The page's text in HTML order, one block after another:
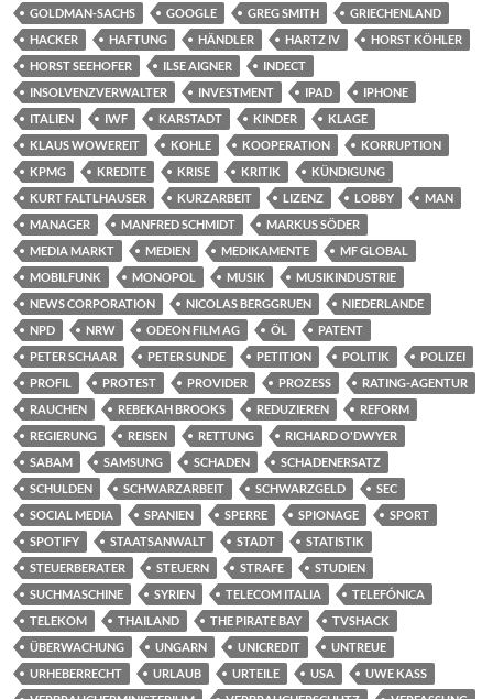
GOLDMAN-SACHS
GOOGLE GREG SMITH
GRIECHENLAND
HACKER
HAFTUNG HÄNDLER HARTZ IV
HORST KÖHLER
HORST SEEHOFER
ILSE AIGNER
INDECT
INSOLVENZVERWALTER
INVESTMENT IPAD
IPHONE
ITALIEN
IWF KARSTADT KINDER
KLAGE
KLAUS WOWEREIT
KOHLE KOOPERATION
KORRUPTION
KPMG
KREDITE KRISE KRITIK
KÜNDIGUNG
KURT FALTLHAUSER
KURZARBEIT LIZENZ LOBBY
MAN
MANAGER
MANFRED SCHMIDT
MARKUS SÖDER
MEDIA MARKT
MEDIEN MEDIKAMENTE
MF GLOBAL
MOBILFUNK
MONOPOL MUSIK
MUSIKINDUSTRIE
NEWS CORPORATION
NICOLAS BERGGRUEN
NIEDERLANDE
NPD
NRW ODEON FILM AG ÖL
PATENT
PETER SCHAAR
PETER SUNDE PETITION POLITIK
POLIZEI
PROFIL
PROTEST PROVIDER PROZESS
RATING-AGENTUR
RAUCHEN
REBEKAH BROOKS REDUZIEREN
REFORM
REGIERUNG
REISEN RETTUNG
RICHARD O'DWYER
SABAM
SAMSUNG SCHADEN
SCHADENERSATZ
SCHULDEN
SCHWARZARBEIT SCHWARZGELD
SEC
SOCIAL MEDIA
SPANIEN SPERRE SPIONAGE
SPORT
SPOTIFY
STAATSANWALT STADT
STATISTIK
STEUERBERATER
STEUERN STRAFE
STUDIEN
SUCHMASCHINE
SYRIEN TELECOM ITALIA
TELEFÓNICA
TELEKOM
THAILAND THE PIRATE BAY
TVSHACK
ÜBERWACHUNG
UNGARN UNICREDIT
UNTREUE
URHEBERRECHT
URLAUB URTEILE USA
UWE KASS